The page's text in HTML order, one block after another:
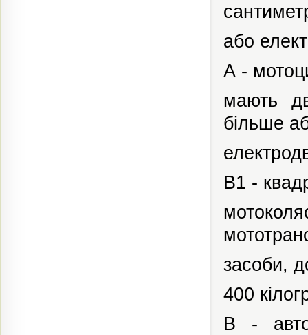
або
А -
мають
більше
В1 -
засоби,
400
В -